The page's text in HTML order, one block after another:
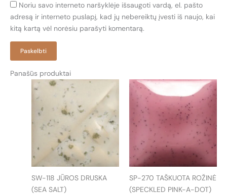
Noriu savo interneto naršyklėje išsaugoti vardą, el. pašto
adresą ir interneto puslapį, kad jų nebereiktų įvesti iš naujo, kai
kitą kartą vėl norėsiu parašyti komentarą.
Panašūs produktai
SW-118 JŪROS DRUSKA
(SEA SALT)
SP-270 TAŠKUOTA ROŽINĖ
(SPECKLED PINK-A-DOT)